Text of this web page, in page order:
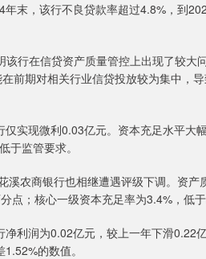
末，该行不良贷款率超过4.8%，到
行在信贷资产质量管控上出现了较大
前期对相关行业信贷投放较为集中，
现微利0.03亿元。资本充足水平大
于监管要求。
农商银行也相继遭遇评级下调。资产
点；核心一级资本充足率为3.4%，低于
润为0.02亿元，较上一年下滑0.22
的数值。